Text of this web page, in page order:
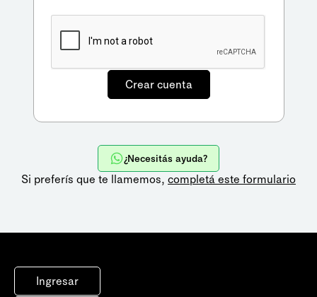
¿Necesitás ayuda?
Si preferís que te llamemos, completá este formulario
Ingresar